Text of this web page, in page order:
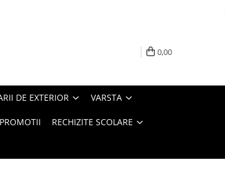
0,00
DE EXTERIOR VARSTA
PROMOTII RECHIZITE SCOLARE